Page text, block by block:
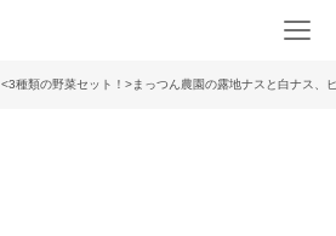
<3種類の野菜セット！>まっつん農園の露地ナスと白ナス、